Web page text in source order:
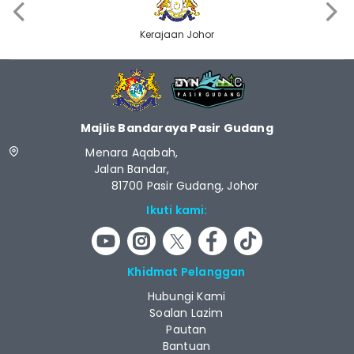
Kerajaan Johor
Majlis Bandaraya Pasir Gudang
Menara Aqabah,
Jalan Bandar,
81700 Pasir Gudang, Johor
Ikuti kami:
Khidmat Pelanggan
Hubungi Kami
Soalan Lazim
Pautan
Bantuan